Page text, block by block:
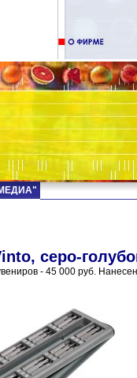
МЕДИА"
серо-
- 45 000 руб.